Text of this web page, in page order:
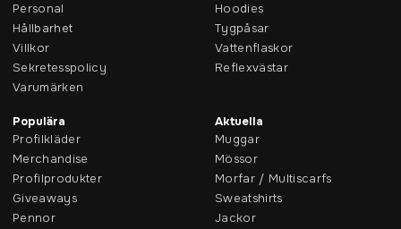
Personal
Hållbarhet
Villkor
Sekretesspolicy
Varumärken
Hoodies
Tygpåsar
Vattenflaskor
Reflexvästar
Populära
Profilkläder
Merchandise
Profilprodukter
Giveaways
Pennor
Aktuella
Muggar
Mössor
Morfar / Multiscarfs
Sweatshirts
Jackor